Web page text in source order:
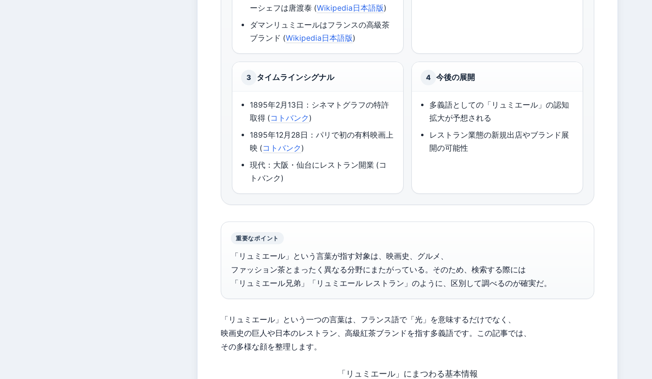
ーシェフは唐渡泰 (Wikipedia日本語版)
ダマンリュミエールはフランスの高級茶
ブランド (Wikipedia日本語版)
3 タイムラインシグナル
1895年2月13日：シネマトグラフの特許
取得 (コトバンク )
1895年12月28日：パリで初の有料映画上
映 (コトバンク )
現代：大阪・仙台にレストラン開業 (コ
トバンク)
4 今後の展開
多義語としての「リュミエール」の認知
拡大が予想される
レストラン業態の新規出店やブランド展
開の可能性
重要なポイント
「リュミエール」という言葉が指す対象は、映画史、グルメ、
ファッション茶とまったく異なる分野にまたがっている。そのため、検索する際には
「リュミエール兄弟」「リュミエール レストラン」のように、区別して調べるのが確実だ。
「リュミエール」という一つの言葉は、フランス語で「光」を意味するだけでなく、
映画史の巨人や日本のレストラン、高級紅茶ブランドを指す多義語です。この記事では、
その多様な顔を整理します。
「リュミエール」にまつわる基本情報